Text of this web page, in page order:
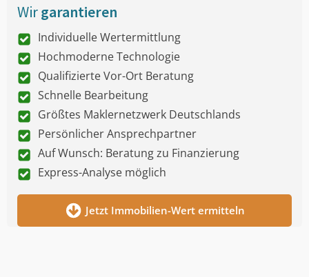
Wirgarantieren
Individuelle Wertermittlung
Hochmoderne Technologie
Qualifizierte Vor-Ort Beratung
Schnelle Bearbeitung
Größtes Maklernetzwerk Deutschlands
Persönlicher Ansprechpartner
Auf Wunsch: Beratung zu Finanzierung
Express-Analyse möglich
Jetzt Immobilien-Wert ermitteln